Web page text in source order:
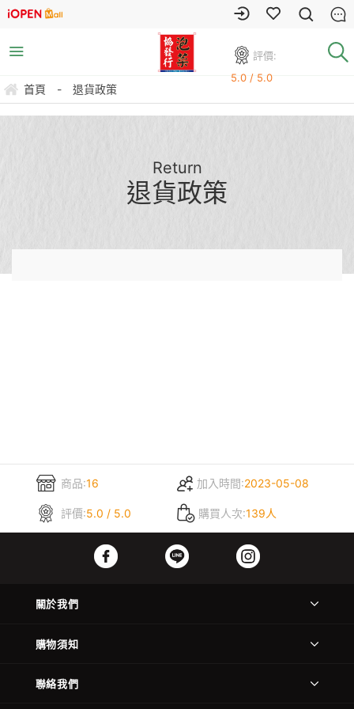
評價:
5.0 / 5.0
首頁 - 退貨政策
Return
退貨政策
商品:16 加入時間:2023-05-08
評價:5.0 / 5.0 購買人次:139人
關於我們
購物須知
聯絡我們